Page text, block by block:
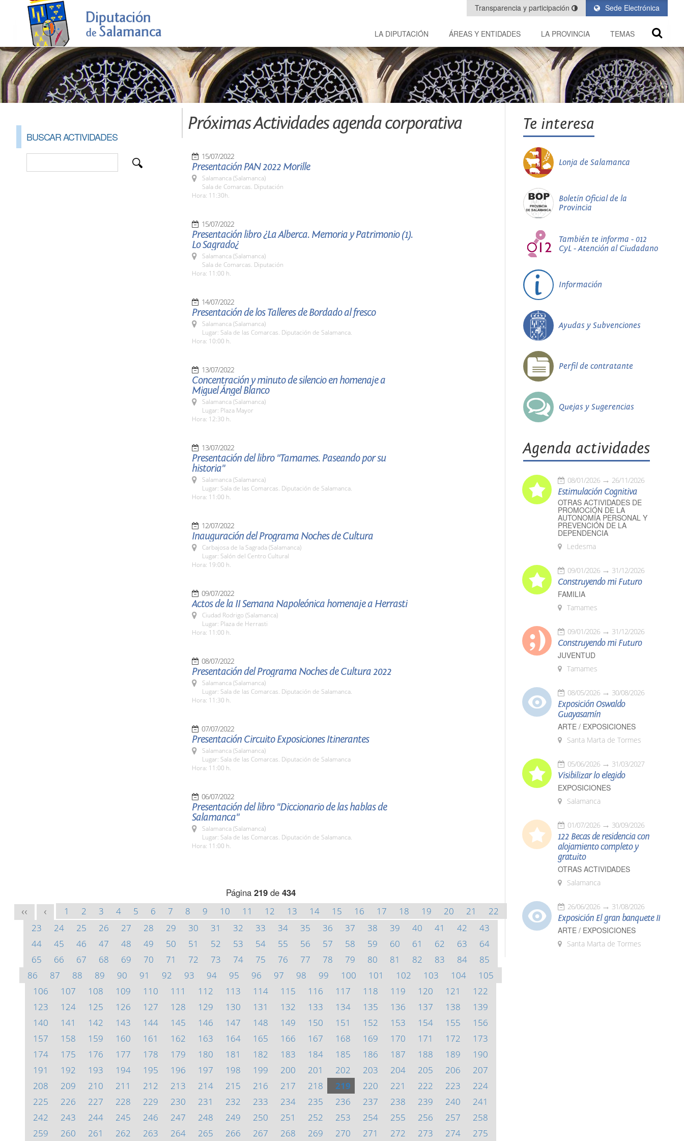
Sede Electrónica
Transparencia y participación
LA DIPUTACIÓN ÁREAS Y ENTIDADES LA PROVINCIA TEMAS
BUSCAR ACTIVIDADES
Próximas Actividades agenda corporativa
15/07/2022
Presentación PAN 2022 Morille
Salamanca (Salamanca)
Sala de Comarcas. Diputación
Hora: 11:30h.
15/07/2022
Presentación libro ¿La Alberca. Memoria y Patrimonio (1).
Lo Sagrado¿
Salamanca (Salamanca)
Sala de Comarcas. Diputación
Hora: 11:00 h.
14/07/2022
Presentación de los Talleres de Bordado al fresco
Salamanca (Salamanca)
Lugar: Sala de las Comarcas. Diputación de Salamanca.
Hora: 10:00 h.
13/07/2022
Concentración y minuto de silencio en homenaje a
Miguel Ángel Blanco
Salamanca (Salamanca)
Lugar: Plaza Mayor
Hora: 12:30 h.
13/07/2022
Presentación del libro "Tamames. Paseando por su
historia"
Salamanca (Salamanca)
Lugar: Sala de las Comarcas. Diputación de Salamanca.
Hora: 11:00 h.
12/07/2022
Inauguración del Programa Noches de Cultura
Carbajosa de la Sagrada (Salamanca)
Lugar: Salón del Centro Cultural
Hora: 19:00 h.
09/07/2022
Actos de la II Semana Napoleónica homenaje a Herrasti
Ciudad Rodrigo (Salamanca)
Lugar: Plaza de Herrasti
Hora: 11:00 h.
08/07/2022
Presentación del Programa Noches de Cultura 2022
Salamanca (Salamanca)
Lugar: Sala de las Comarcas. Diputación de Salamanca.
Hora: 11:30 h.
07/07/2022
Presentación Circuito Exposiciones Itinerantes
Salamanca (Salamanca)
Lugar: Sala de las Comarcas. Diputación de Salamanca
Hora: 11:00 h.
06/07/2022
Presentación del libro "Diccionario de las hablas de
Salamanca"
Salamanca (Salamanca)
Lugar: Sala de las Comarcas. Diputación de Salamanca.
Hora: 11:00 h.
Página 219de 434
<< < 1 2 3 4 5 6 7 8 9 10 11 12 13 14 15 16 17 18 19 20 21
22
23
24 25 26 27 28 29 30 31 32 33 34 35 36 37 38 39 40 41 42
43
44
45 46 47 48 49 50 51 52 53 54 55 56 57 58 59 60 61 62 63
64
65
66 67 68 69 70 71 72 73 74 75 76 77 78 79 80 81 82 83 84
85
86
87 88 89 90 91 92 93 94 95 96 97 98 99 100 101 102 103 104
105
106
107 108 109 110 111 112 113 114 115 116 117 118 119 120 121
122
123
124 125 126 127 128 129 130 131 132 133 134 135 136 137 138
139
140
141 142 143 144 145 146 147 148 149 150 151 152 153 154 155
156
157
158 159 160 161 162 163 164 165 166 167 168 169 170 171 172
173
174
175 176 177 178 179 180 181 182 183 184 185 186 187 188 189
190
191
192 193 194 195 196 197 198 199 200 201 202 203 204 205 206
207
208
209 210 211 212 213 214 215 216 217 218 219 220 221 222 223
224
225
226 227 228 229 230 231 232 233 234 235 236 237 238 239 240
241
242
243 244 245 246 247 248 249 250 251 252 253 254 255 256 257
258
259
260 261 262 263 264 265 266 267 268 269 270 271 272 273 274 275
Te interesa
Lonja de Salamanca
Boletín Oficial de la
Provincia
También te informa - 012
CyL - Atención al Ciudadano
Información
Ayudas y Subvenciones
Perfil de contratante
Quejas y Sugerencias
Agenda actividades
08/01/2026 26/11/2026
Estimulación Cognitiva
OTRAS ACTIVIDADES DE
PROMOCIÓN DE LA
AUTONOMÍA PERSONAL Y
PREVENCIÓN DE LA
DEPENDENCIA
Ledesma
09/01/2026 31/12/2026
Construyendo mi Futuro
FAMILIA
Tamames
09/01/2026 31/12/2026
Construyendo mi Futuro
JUVENTUD
Tamames
08/05/2026 30/08/2026
Exposición Oswaldo
Guayasamín
ARTE / EXPOSICIONES
Santa Marta de Tormes
05/06/2026 31/03/2027
Visibilizar lo elegido
EXPOSICIONES
Salamanca
01/07/2026 30/09/2026
122 Becas de residencia con
alojamiento completo y
gratuito
OTRAS ACTIVIDADES
Salamanca
26/06/2026 31/08/2026
Exposición El gran banquete II
ARTE / EXPOSICIONES
Santa Marta de Tormes